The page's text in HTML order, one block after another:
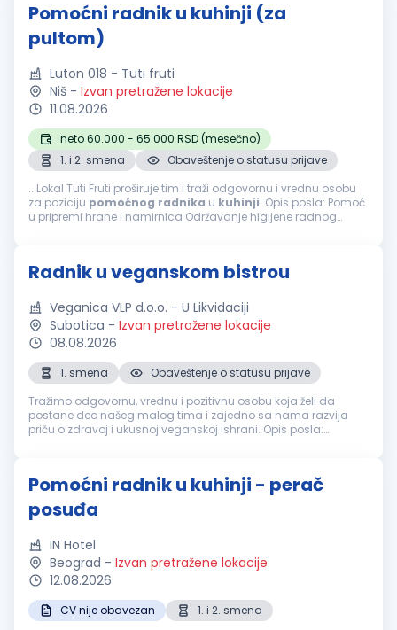
Pomoćni radnik u kuhinji (za
pultom)
Luton 018 - Tuti fruti
Niš - Izvan pretražene lokacije
11.08.2026
neto 60.000 - 65.000 RSD (mesečno)
1. i 2. smena
Obaveštenje o statusu prijave
...Lokal Tuti Fruti proširuje tim i traži odgovornu i vrednu osobu
za poziciju pomoćnog radnika u kuhinji. Opis posla: Pomoć
u pripremi hrane i namirnica Održavanje higijene radnog
Radnik u veganskom bistrou
Veganica VLP d.o.o. - U Likvidaciji
Subotica - Izvan pretražene lokacije
08.08.2026
1. smena
Obaveštenje o statusu prijave
Tražimo odgovornu, vrednu i pozitivnu osobu koja želi da
postane deo našeg malog tima i zajedno sa nama razvija
priču o zdravoj i ukusnoj veganskoj ishrani. Opis posla:
Pomoćni radnik u kuhinji - perač
posuđa
IN Hotel
Beograd - Izvan pretražene lokacije
12.08.2026
CV nije obavezan
1. i 2. smena